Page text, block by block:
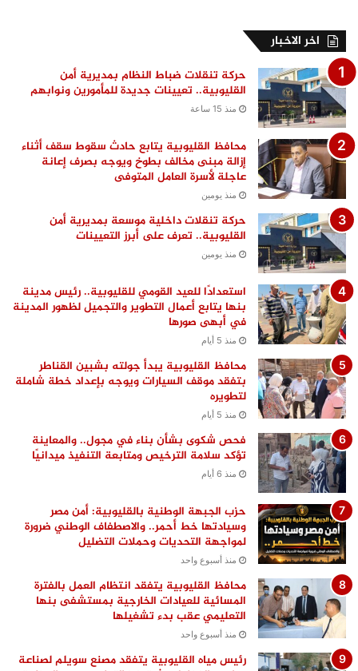
اخر الاخبار
حركة تنقلات ضباط النظام بمديرية أمن
القليوبية.. تعيينات جديدة للمأمورين ونوابهم
منذ 15 ساعة
محافظ القليوبية يتابع حادث سقوط سقف أثناء
إزالة مبنى مخالف بطوخ ويوجه بصرف إعانة
عاجلة لأسرة العامل المتوفى
منذ يومين
حركة تنقلات داخلية موسعة بمديرية أمن
القليوبية.. تعرف على أبرز التعيينات
منذ يومين
استعدادًا للعيد القومي للقليوبية.. رئيس مدينة
بنها يتابع أعمال التطوير والتجميل لظهور المدينة
في أبهى صورها
منذ 5 أيام
محافظ القليوبية يبدأ جولته بشبين القناطر
بتفقد موقف السيارات ويوجه بإعداد خطة شاملة
لتطويره
منذ 5 أيام
فحص شكوى بشأن بناء في مجول.. والمعاينة
تؤكد سلامة الترخيص ومتابعة التنفيذ ميدانيًا
منذ 6 أيام
حزب الجبهة الوطنية بالقليوبية: أمن مصر
وسيادتها خط أحمر.. والاصطفاف الوطني ضرورة
لمواجهة التحديات وحملات التضليل
منذ أسبوع واحد
محافظ القليوبية يتفقد انتظام العمل بالفترة
المسائية للعيادات الخارجية بمستشفى بنها
التعليمي عقب بدء تشغيلها
منذ أسبوع واحد
رئيس مياه القليوبية يتفقد مصنع سويلم لصناعة